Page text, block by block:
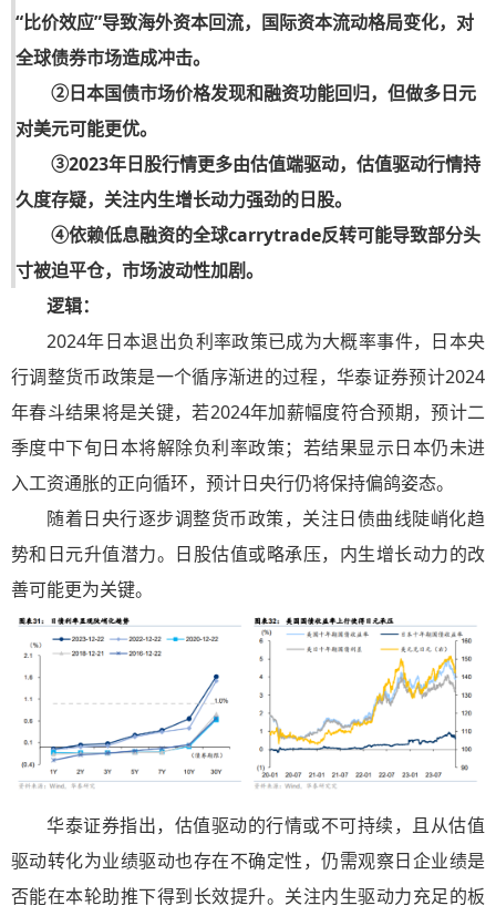
“比价效应”导致海外资本回流，国际资本流动格局变化，对
全球债券市场造成冲击。
②日本国债市场价格发现和融资功能回归，但做多日元
对美元可能更优。
③2023年日股行情更多由估值端驱动，估值驱动行情持
久度存疑，关注内生增长动力强劲的日股。
④依赖低息融资的全球carrytrade反转可能导致部分头
寸被迫平仓，市场波动性加剧。
逻辑：
2024年日本退出负利率政策已成为大概率事件，日本央
行调整货币政策是一个循序渐进的过程，华泰证券预计2024
年春斗结果将是关键，若2024年加薪幅度符合预期，预计二
季度中下旬日本将解除负利率政策；若结果显示日本仍未进
入工资通胀的正向循环，预计日央行仍将保持偏鸽姿态。
随着日央行逐步调整货币政策，关注日债曲线陡峭化趋
势和日元升值潜力。日股估值或略承压，内生增长动力的改
善可能更为关键。
华泰证券指出，估值驱动的行情或不可持续，且从估值
驱动转化为业绩驱动也存在不确定性，仍需观察日企业绩是
否能在本轮助推下得到长效提升。关注内生驱动力充足的板